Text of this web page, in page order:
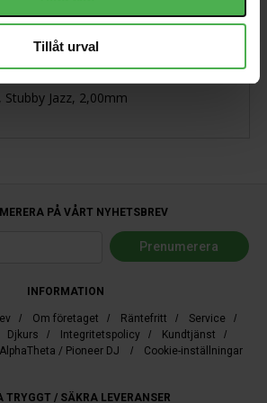
Tillåt urval
Jazz, 2,00mm
PÅ VÅRT NYHETSBREV
INFORMATION
/ Om företaget / Räntefritt / Service /
Djkurs / Integritetspolicy / Kundtjänst /
AlphaTheta / Pioneer DJ / Cookie-inställningar
TRYGGT / SÄKRA LEVERANSER